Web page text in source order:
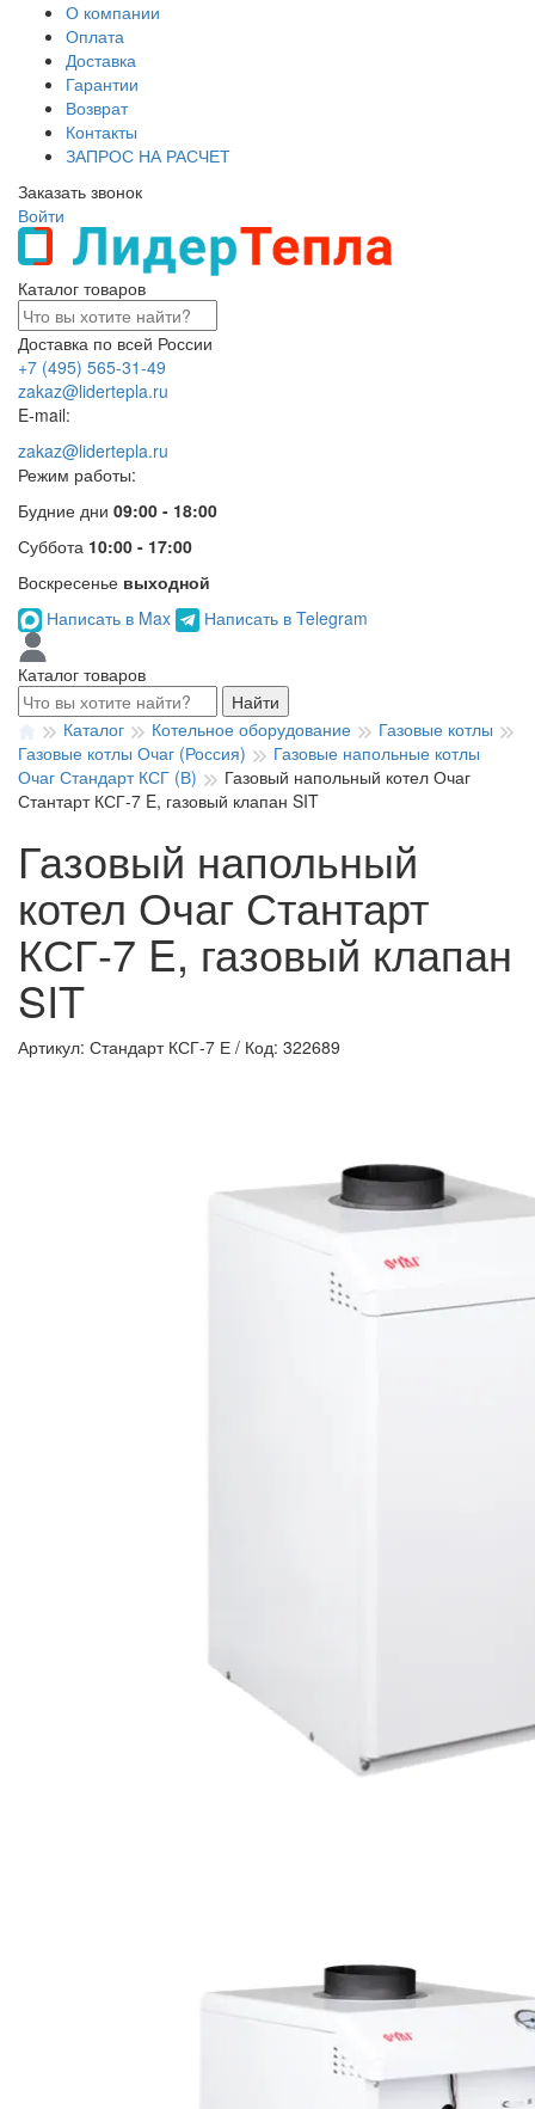
О компании
Оплата
Доставка
Гарантии
Возврат
Контакты
ЗАПРОС НА РАСЧЕТ
Заказать звонок
Войти
Каталог товаров
Доставка по всей России
+7 (495) 565-31-49
zakaz@lidertepla.ru
E-mail:
zakaz@lidertepla.ru
Режим работы:
Будние дни 09:00 - 18:00
Суббота 10:00 - 17:00
Воскресенье выходной
Написать в Max
Написать в Telegram
Каталог товаров
Найти
Каталог
Котельное оборудование
Газовые котлы
Газовые котлы Очаг (Россия)
Газовые напольные котлы
Очаг Стандарт КСГ (В)
Газовый напольный котел Очаг
Стантарт КСГ-7 E, газовый клапан SIT
Газовый напольный
котел Очаг Стантарт
КСГ-7 E, газовый клапан
SIT
Артикул: Стандарт КСГ-7 Е / Код: 322689